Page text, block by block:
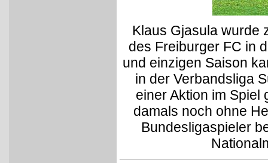
Klaus Gjasula wurde
des Freiburger FC in
und einzigen Saison
in der Verbandsliga
einer Aktion im Spiel
damals noch ohne
Bundesligaspieler